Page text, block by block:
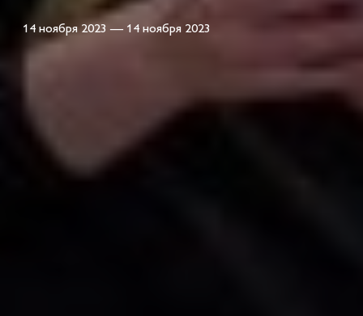
14 ноября 2023 — 14 ноября 2023